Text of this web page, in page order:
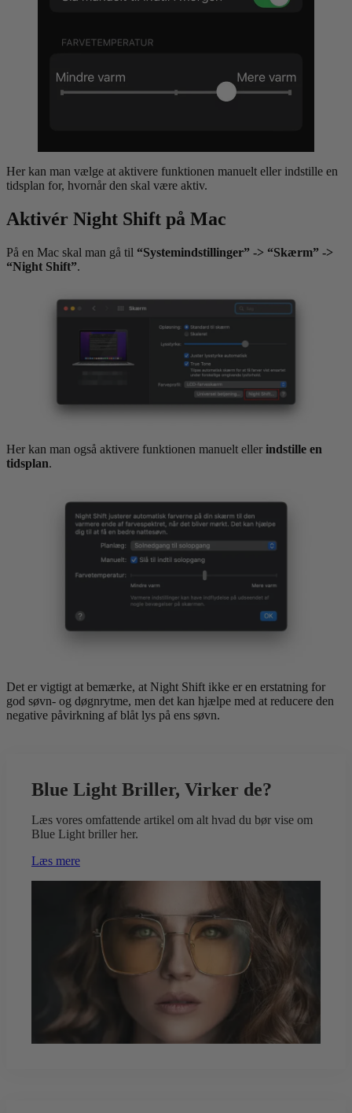
Her kan man vælge at aktivere funktionen manuelt eller indstille en
tidsplan for, hvornår den skal være aktiv.
Aktivér Night Shift på Mac
På en Mac skal man gå til “Systemindstillinger” -> “Skærm” ->
“Night Shift”.
Her kan man også aktivere funktionen manuelt eller indstille en
tidsplan.
Det er vigtigt at bemærke, at Night Shift ikke er en erstatning for
god søvn- og døgnrytme, men det kan hjælpe med at reducere den
negative påvirkning af blåt lys på ens søvn.
Blue Light Briller, Virker de?
Læs vores omfattende artikel om alt hvad du bør vise om
Blue Light briller her.
Læs mere